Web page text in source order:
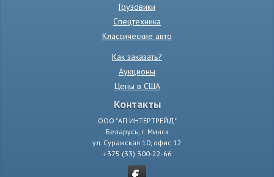
Грузовики
Спецтехника
Классические авто
Как заказать?
Аукционы
Цены в США
Контакты
ООО "АП ИНТЕРТРЕЙД"
Беларусь, г. Минск
ул. Суражская 10, офис 12
+375 (33) 300-22-66